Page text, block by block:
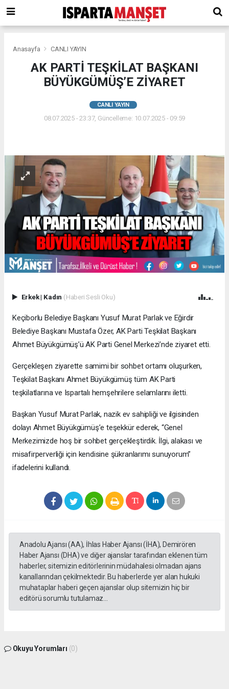
Anasayfa CANLI YAYIN
AK PARTİ TEŞKİLAT BAŞKANI
BÜYÜKGÜMÜŞ’E ZİYARET
CANLI YAYIN
08.07.2025 - 23:37, Güncelleme: 10.07.2025 - 09:59
Erkek| Kadın (Haberi Sesli Oku)
Keçiborlu Belediye Başkanı Yusuf Murat Parlak ve Eğirdir
Belediye Başkanı Mustafa Özer, AK Parti Teşkilat Başkanı
Ahmet Büyükgümüş’ü AK Parti Genel Merkezi’nde ziyaret etti.
Gerçekleşen ziyarette samimi bir sohbet ortamı oluşurken,
Teşkilat Başkanı Ahmet Büyükgümüş tüm AK Parti
teşkilatlarına ve Ispartalı hemşehrilere selamlarını iletti.
Başkan Yusuf Murat Parlak, nazik ev sahipliği ve ilgisinden
dolayı Ahmet Büyükgümüş’e teşekkür ederek, “Genel
Merkezimizde hoş bir sohbet gerçekleştirdik. İlgi, alakası ve
misafirperverliği için kendisine şükranlarımı sunuyorum”
ifadelerini kullandı.
Anadolu Ajansı (AA), İhlas Haber Ajansı (İHA), Demirören
Haber Ajansı (DHA) ve diğer ajanslar tarafından eklenen tüm
haberler, sitemizin editörlerinin müdahalesi olmadan ajans
kanallarından çekilmektedir. Bu haberlerde yer alan hukuki
muhataplar haberi geçen ajanslar olup sitemizin hiç bir
editörü sorumlu tutulamaz...
Okuyu Yorumları (0)